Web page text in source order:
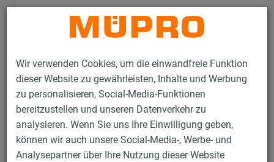
Wir verwenden Cookies, um die einwandfreie Funktion
dieser Website zu gewährleisten, Inhalte und Werbung
zu personalisieren, Social-Media-Funktionen
bereitzustellen und unseren Datenverkehr zu
analysieren. Wenn Sie uns Ihre Einwilligung geben,
können wir auch unsere Social-Media-, Werbe- und
Analysepartner über Ihre Nutzung dieser Website
Kontakt
Produkte Befestigungstechnik
Edelstahlprodukte
Edelstahl-Montageteile
Grundplatten mit Muffe